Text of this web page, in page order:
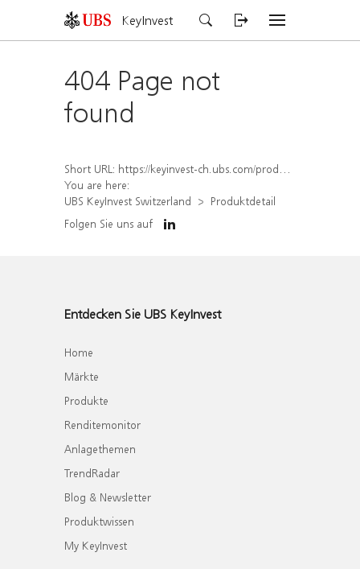
KeyInvest
404 Page not
found
Short URL: https://keyinvest-ch.ubs.com/produkt/detail/index/isin/CH1578823358
You are here:
UBS KeyInvest Switzerland
Produktdetail
Folgen Sie uns auf
Entdecken Sie UBS KeyInvest
Home
Märkte
Produkte
Renditemonitor
Anlagethemen
TrendRadar
Blog & Newsletter
Produktwissen
My KeyInvest